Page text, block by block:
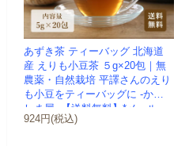
あずき茶 ティーバッグ 北海道
産 えりも小豆茶 ５g×20包｜無
農薬・自然栽培 平譯さんのえり
も小豆をティーバッグに -かわ
しま屋- 【送料無料】*メール...
924円(税込)